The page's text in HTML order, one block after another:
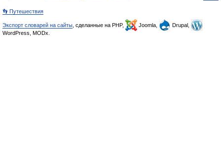
👣 Путешествия
Экспорт словарей на сайты , сделанные на PHP, Joomla,
Drupal,
WordPress, MODx.